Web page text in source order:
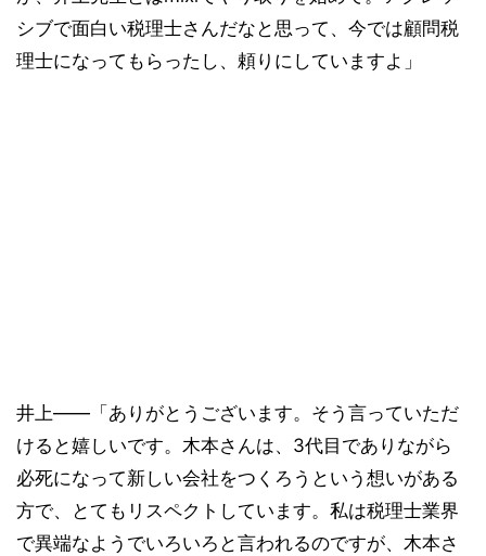
シブで面白い税理士さんだなと思って、今では顧問税
理士になってもらったし、頼りにしていますよ」
井上――「ありがとうございます。そう言っていただ
けると嬉しいです。木本さんは、3代目でありながら
必死になって新しい会社をつくろうという想いがある
方で、とてもリスペクトしています。私は税理士業界
で異端なようでいろいろと言われるのですが、木本さ